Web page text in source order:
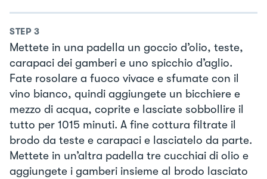
STEP 3
Mettete in una padella un goccio d’olio, teste,
carapaci dei gamberi e uno spicchio d’aglio.
Fate rosolare a fuoco vivace e sfumate con il
vino bianco, quindi aggiungete un bicchiere e
mezzo di acqua, coprite e lasciate sobbollire il
tutto per 1015 minuti. A fine cottura filtrate il
brodo da teste e carapaci e lasciatelo da parte.
Mettete in un’altra padella tre cucchiai di olio e
aggiungete i gamberi insieme al brodo lasciato